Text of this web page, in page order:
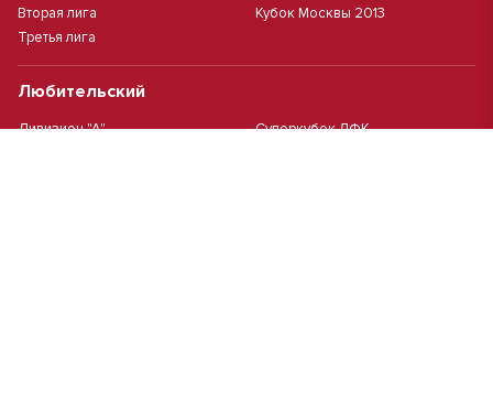
Вторая лига
Третья лига
Кубок Москвы 2013
Любительский
Дивизион "А"
Суперкубок ЛФК